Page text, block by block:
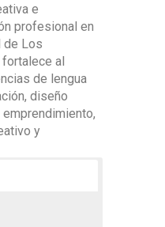
e
profesional en
de Los
al
de lengua
diseño
y